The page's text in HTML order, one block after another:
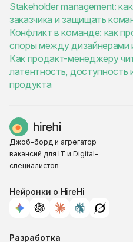
Stakeholder management:
заказчика и защищать
Конфликт в команде: как
споры между дизайнерами
Как продакт-менеджеру
латентность, доступность
продукта
Джоб-борд и агрегатор
вакансий для IT и Digital-
специалистов
Нейронки о HireHi
Разработка